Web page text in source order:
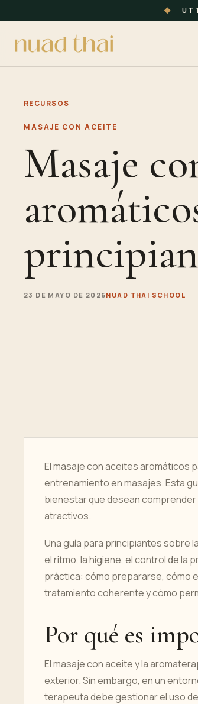
◆
RECURSOS
MASAJE CON ACEITE
Masaje
23 DE MAYO DE 2026NUAD THAI SCHOOL
El masaje con aceites aromáticos
entrenamiento en masajes. Esta
bienestar que desean
atractivos.
Una guía para principiantes sobre
el ritmo, la higiene, el control de la
práctica: cómo prepararse, cómo
tratamiento coherente y cómo
Por qué es
El masaje con aceite y la
exterior. Sin embargo, en un
terapeuta debe gestionar el uso